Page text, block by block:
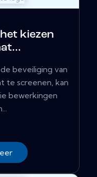
kiezen
beveiliging van
te screenen, kan
bewerkingen